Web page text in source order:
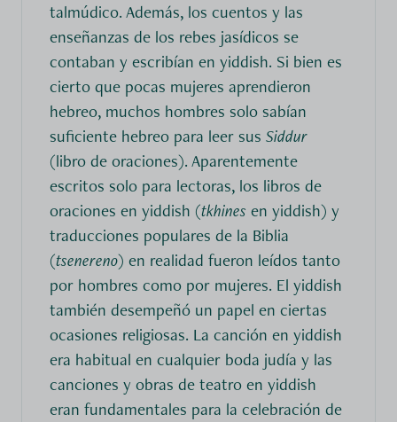
talmúdico. Además, los cuentos y las
enseñanzas de los rebes jasídicos se
contaban y escribían en yiddish. Si bien es
cierto que pocas mujeres aprendieron
hebreo, muchos hombres solo sabían
suficiente hebreo para leer susSiddur
(libro de oraciones). Aparentemente
escritos solo para lectoras, los libros de
oraciones en yiddish (tkhines en yiddish) y
traducciones populares de la Biblia
(tsenereno) en realidad fueron leídos tanto
por hombres como por mujeres. El yiddish
también desempeñó un papel en ciertas
ocasiones religiosas. La canción en yiddish
era habitual en cualquier boda judía y las
canciones y obras de teatro en yiddish
eran fundamentales para la celebración de